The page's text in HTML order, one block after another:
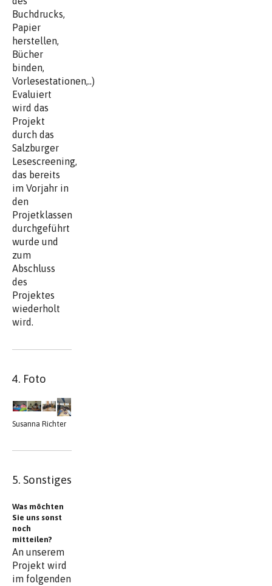
Buchdrucks,
Papier
herstellen,
Bücher
binden,
Vorlesestationen,..)
Evaluiert
wird das
Projekt
durch das
Salzburger
Lesescreening,
das bereits
im Vorjahr in
den
Projetklassen
durchgeführt
wurde und
zum
Abschluss
des
Projektes
wiederholt
wird.
4. Foto
Susanna Richter
5. Sonstiges
Was möchten
Sie uns sonst
noch
mitteilen?
An unserem
Projekt wird
im folgenden